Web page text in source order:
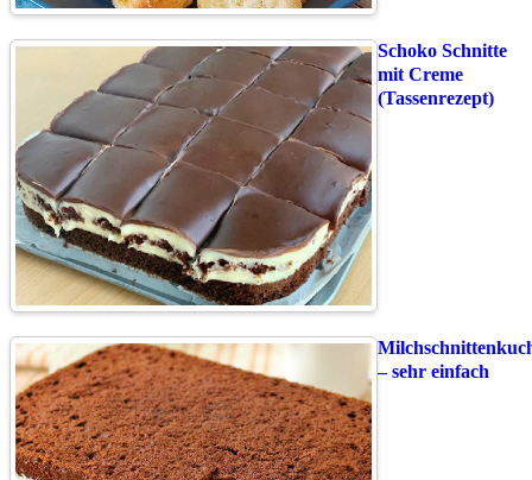
Schoko Schnitte
mit Creme
(Tassenrezept)
– sehr einfach